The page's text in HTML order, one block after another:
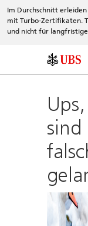
Im Durchschnitt
mit Turbo-Zertifikaten.
und nicht für
sind